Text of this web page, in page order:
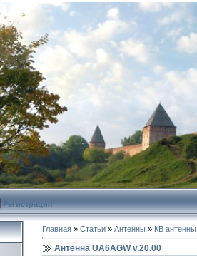
Регистрация
Главная » Статьи » Антенны » КВ антенны
Антенна UA6AGW v.20.00